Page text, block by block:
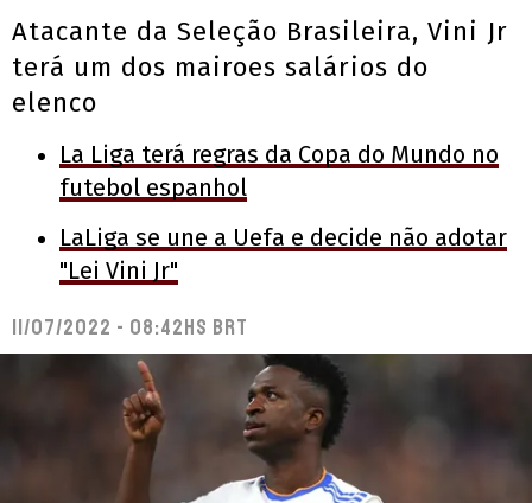
Atacante da Seleção Brasileira, Vini Jr
terá um dos mairoes salários do
elenco
La Liga terá regras da Copa do Mundo no
futebol espanhol
LaLiga se une a Uefa e decide não adotar
"Lei Vini Jr"
11/07/2022 - 08:42hs BRT